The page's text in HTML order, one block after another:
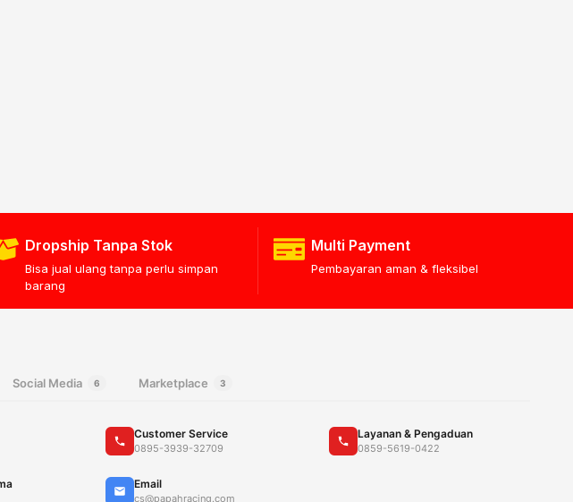
Dropship Tanpa Stok
Bisa jual ulang tanpa perlu simpan
barang
Multi Payment
Pembayaran aman & fleksibel
Social Media 6 Marketplace 3
Customer Service
0895-3939-32709
Layanan & Pengaduan
0859-5619-0422
Email
cs@papahracing.com